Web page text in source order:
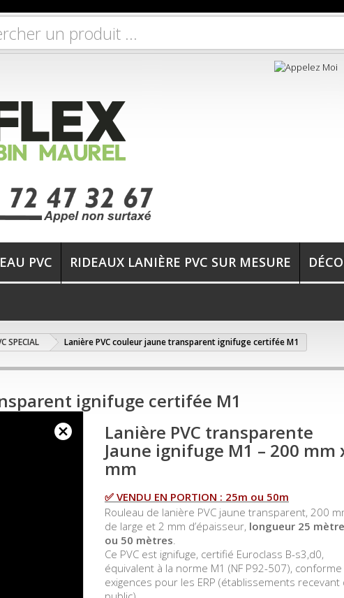
PVC RIDEAUX LANIÈRE PVC SUR MESURE
SPECIAL Lanière PVC couleur jaune transparent ignifuge certifée M1
ignifuge certifée M1
Lanière PVC transparente
Jaune ignifuge M1 – 200 mm
mm
✅ VENDU EN PORTION : 25m ou 50m
Rouleau de lanière PVC jaune transparent, 200
de large et 2 mm d’épaisseur, longueur 25
ou 50 mètres
Ce PVC est ignifuge, certifié Euroclass B-s3,d0,
équivalent à la norme M1 (NF P92-507),
exigences pour les ERP (établissements recevant